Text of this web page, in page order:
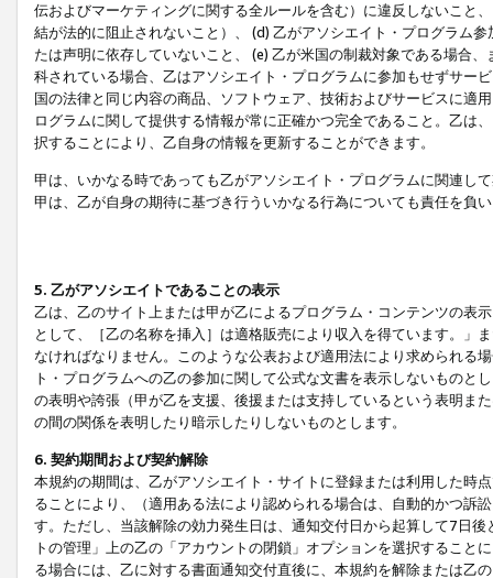
伝およびマーケティングに関する全ルールを含む）に違反しないこと
結が法的に阻止されないこと）、 (d) 乙がアソシエイト・プログラム
たは声明に依存していないこと、 (e) 乙が米国の制裁対象である場合
科されている場合、乙はアソシエイト・プログラムに参加もせずサー
国の法律と同じ内容の商品、ソフトウェア、技術およびサービスに適
ログラムに関して提供する情報が常に正確かつ完全であること。乙は
択することにより、乙自身の情報を更新することができます。
甲は、いかなる時であっても乙がアソシエイト・プログラムに関連し
甲は、乙が自身の期待に基づき行ういかなる行為についても責任を負
5. 乙がアソシエイトであることの表示
乙は、乙のサイト上または甲が乙によるプログラム・コンテンツの表
として、［乙の名称を挿入］は適格販売により収入を得ています。」
なければなりません。このような公表および適用法により求められる
ト・プログラムへの乙の参加に関して公式な文書を表示しないもの
の表明や誇張（甲が乙を支援、後援または支持しているという表明ま
の間の関係を表明したり暗示したりしないものとします。
6. 契約期間および契約解除
本規約の期間は、乙がアソシエイト・サイトに登録または利用した時
ることにより、（適用ある法により認められる場合は、自動的かつ訴
す。ただし、当該解除の効力発生日は、通知交付日から起算して7日
トの管理」上の乙の「アカウントの閉鎖」オプションを選択するこ
る場合には、乙に対する書面通知交付直後に、本規約を解除または乙